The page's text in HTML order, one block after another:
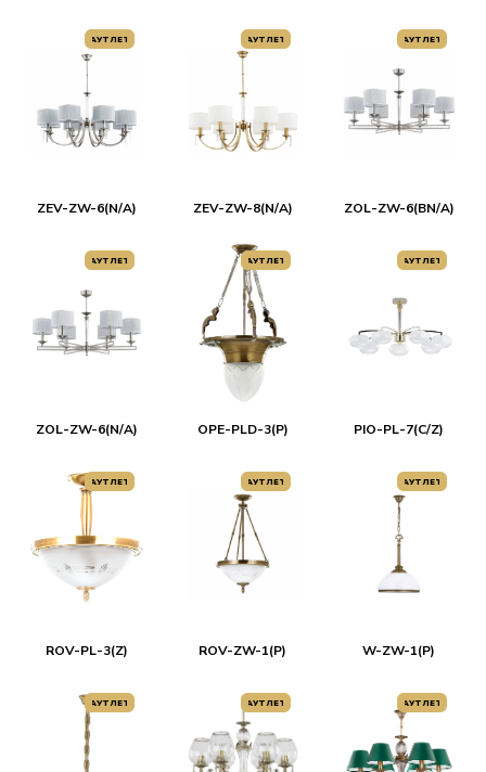
АУТЛЕТ
ZEV-ZW-6(N/A)
АУТЛЕТ
ZEV-ZW-8(N/A)
АУТЛЕТ
ZOL-ZW-6(ВN/A)
АУТЛЕТ
ZOL-ZW-6(N/A)
АУТЛЕТ
OPE-PLD-3(P)
АУТЛЕТ
PIO-PL-7(C/Z)
АУТЛЕТ
ROV-PL-3(Z)
АУТЛЕТ
ROV-ZW-1(P)
АУТЛЕТ
W-ZW-1(P)
АУТЛЕТ АУТЛЕТ АУТЛЕТ